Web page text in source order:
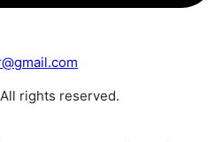
rights reserved.